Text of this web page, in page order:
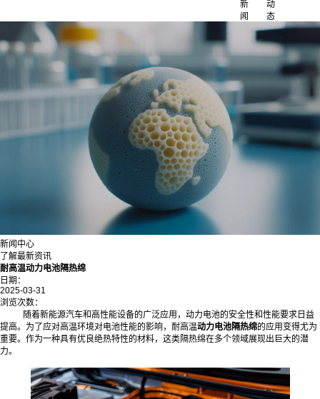
新
闻
动
态
新闻中心
了解最新资讯
耐高温动力电池隔热绵
日期：
2025-03-31
浏览次数：
随着新能源汽车和高性能设备的广泛应用，动力电池的安全性和性能要求日益
提高。为了应对高温环境对电池性能的影响，耐高温动力电池隔热绵的应用变得尤为
重要。作为一种具有优良绝热特性的材料，这类隔热绵在多个领域展现出巨大的潜
力。